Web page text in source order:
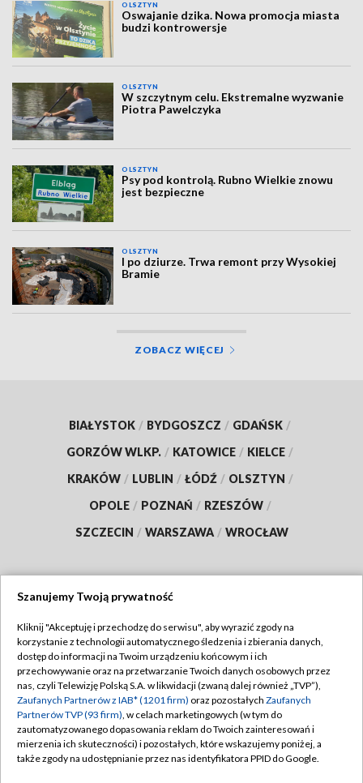
OLSZTYN
Oswajanie dzika. Nowa promocja miasta
budzi kontrowersje
OLSZTYN
W szczytnym celu. Ekstremalne wyzwanie
Piotra Pawelczyka
OLSZTYN
Psy pod kontrolą. Rubno Wielkie znowu
jest bezpieczne
OLSZTYN
I po dziurze. Trwa remont przy Wysokiej
Bramie
ZOBACZ WIĘCEJ
BIAŁYSTOK / BYDGOSZCZ / GDAŃSK /
GORZÓW WLKP. / KATOWICE / KIELCE /
KRAKÓW / LUBLIN / ŁÓDŹ / OLSZTYN /
OPOLE / POZNAŃ / RZESZÓW /
SZCZECIN / WARSZAWA / WROCŁAW
TVP
Abonament TVP
Emisja w TVP
Centrum informacji TVP
Naziemna Telewizja Cyfrowa
Regulamin TVP
Polityka prywatności
Moje zgody
Pomoc
Szanujemy Twoją prywatność
Kliknij "Akceptuję i przechodzę do serwisu", aby wyrazić zgody na
korzystanie z technologii automatycznego śledzenia i zbierania danych,
dostęp do informacji na Twoim urządzeniu końcowym i ich
przechowywanie oraz na przetwarzanie Twoich danych osobowych przez
nas, czyli Telewizję Polską S.A. w likwidacji (zwaną dalej również „TVP”),
Zaufanych Partnerów z IAB* (1201 firm) oraz pozostałych Zaufanych
Partnerów TVP (93 firm), w celach marketingowych (w tym do
zautomatyzowanego dopasowania reklam do Twoich zainteresowań i
mierzenia ich skuteczności) i pozostałych, które wskazujemy poniżej, a
także zgody na udostępnianie przez nas identyfikatora PPID do Google.